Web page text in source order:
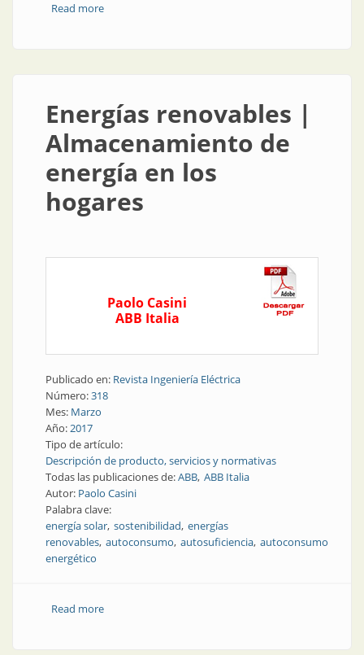
Read moreabout Eficiencia energética | Reducción del consumo
Energías renovables |
Almacenamiento de
energía en los
hogares
Paolo Casini
ABB Italia
Publicado en: Revista Ingeniería Eléctrica
Número:318
Mes: Marzo
Año:2017
Tipo de artículo:
Descripción de producto, servicios y normativas
Todas las publicaciones de:ABB ABB Italia
Autor: Paolo Casini
Palabra clave:
energía solar sostenibilidad energías
renovables autoconsumo autosuficiencia autoconsumo
energético
Read moreabout Energías renovables | Almacenamiento de